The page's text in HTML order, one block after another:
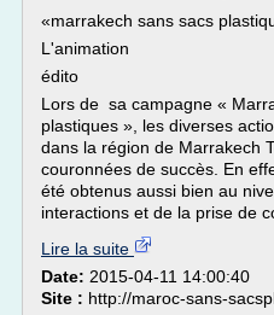
«marrakech sans sacs
L'animation
édito
Lors de sa campagne «
plastiques », les diverses
dans la région de Marrakech
couronnées de succès. En
été obtenus aussi bien au
interactions et de la prise de
Lire la suite
Date: 2015-04-11 14:00:40
Site : http://maroc-sans-